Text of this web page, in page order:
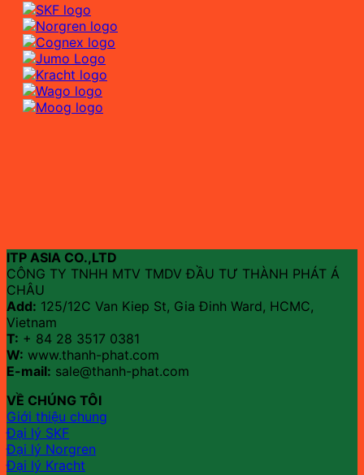
ITP ASIA CO.,LTD
CÔNG TY TNHH MTV TMDV ĐẦU TƯ THÀNH PHÁT Á
CHÂU
Add: 125/12C Van Kiep St, Gia Đinh Ward, HCMC,
Vietnam
T: + 84 28 3517 0381
W: www.thanh-phat.com
E-mail: sale@thanh-phat.com
VỀ CHÚNG TÔI
Giới thiệu chung
Đại lý SKF
Đại lý Norgren
Đại lý Kracht